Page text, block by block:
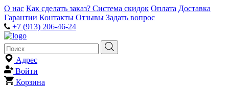
О нас Как сделать заказ? Система скидок Оплата Доставка
Гарантии Контакты Отзывы Задать вопрос
+7 (913) 206-46-24
Адрес
Войти
Корзина